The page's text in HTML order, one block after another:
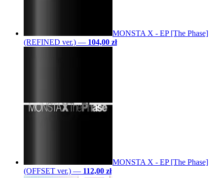
MONSTA X - EP [The Phase]
(REFINED ver.) — 104,00 zł
MONSTA X - EP [The Phase]
(OFFSET ver.) — 112,00 zł